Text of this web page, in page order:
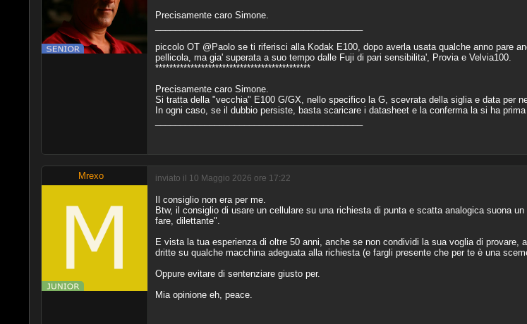
Precisamente caro Simone.
piccolo OT @Paolo se ti riferisci alla Kodak E100, dopo averla usata qualche anno pare
pellicola, ma gia' superata a suo tempo dalle Fuji di pari sensibilita', Provia e Velvia100.
********************************************
Precisamente caro Simone.
Si tratta della "vecchia" E100 G/GX, nello specifico la G, scevrata della siglia e data per
In ogni caso, se il dubbio persiste, basta scaricare i datasheet e la conferma la si ha prima
Mrexo inviato il 10 Maggio 2026 ore 17:22
Il consiglio non era per me.
Btw, il consiglio di usare un cellulare su una richiesta di punta e scatta analogica suona
fare, dilettante".
E vista la tua esperienza di oltre 50 anni, anche se non condividi la sua voglia di provare,
dritte su qualche macchina adeguata alla richiesta (e fargli presente che per te è una
Oppure evitare di sentenziare giusto per.
Mia opinione eh, peace.